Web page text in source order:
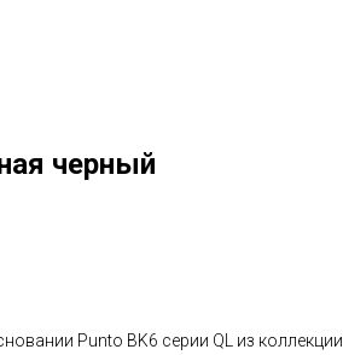
черный
Punto BK6 серии QL из коллекции